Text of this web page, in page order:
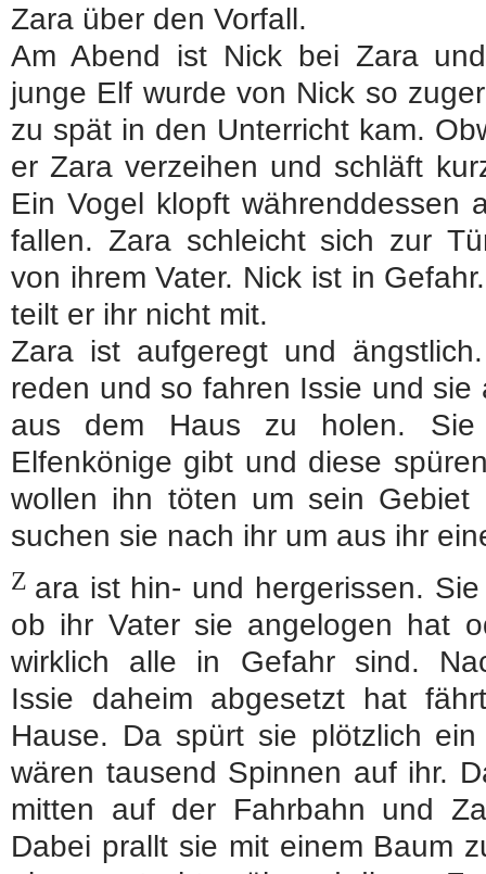
Zara über den Vorfall.
Am Abend ist Nick bei Zara
junge Elf wurde von Nick so
zu spät in den Unterricht kam.
er Zara verzeihen und schläft
Ein Vogel klopft währenddessen
fallen. Zara schleicht sich zur
von ihrem Vater. Nick ist in
teilt er ihr nicht mit.
Zara ist aufgeregt und
reden und so fahren Issie und sie
aus dem Haus zu holen.
Elfenkönige gibt und diese
wollen ihn töten um sein Gebiet
suchen sie nach ihr um aus ihr
Z ara ist hin- und hergerissen.
ob ihr Vater sie angelogen hat
wirklich alle in Gefahr sind.
Issie daheim abgesetzt hat
Hause. Da spürt sie plötzlich
wären tausend Spinnen auf ihr.
mitten auf der Fahrbahn und
Dabei prallt sie mit einem Baum